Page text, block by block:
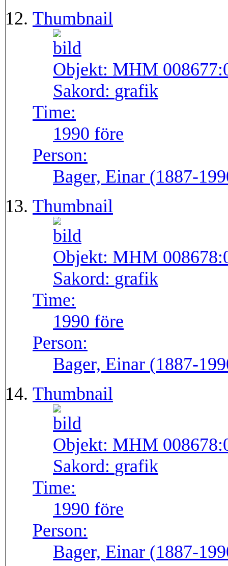
Thumbnail
Objekt: MHM
Sakord: grafik
Time:
1990 före
Person:
Bager, Einar (1887-
Thumbnail
Objekt: MHM
Sakord: grafik
Time:
1990 före
Person:
Bager, Einar (1887-
Thumbnail
Objekt: MHM
Sakord: grafik
Time:
1990 före
Person:
Bager, Einar (1887-